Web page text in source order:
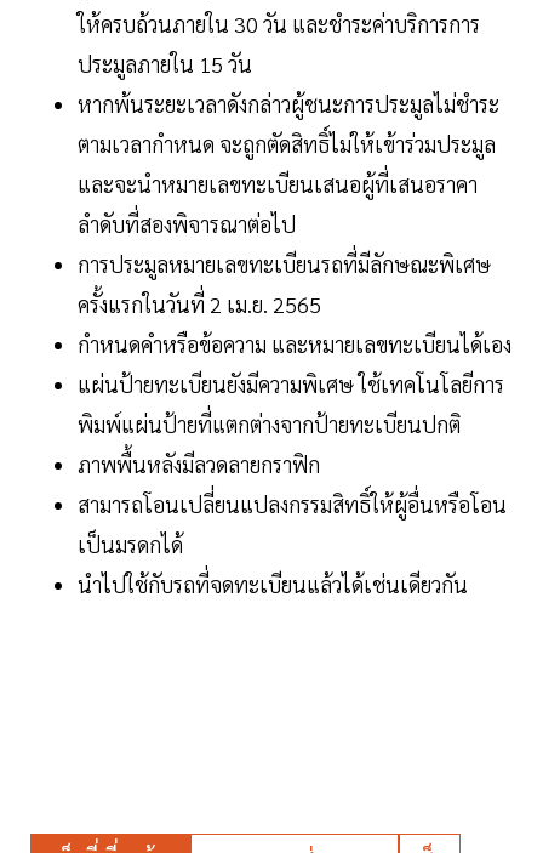
ให้ครบถ้วนภายใน 30 วัน และชำระค่าบริการการ
ประมูลภายใน 15 วัน
หากพ้นระยะเวลาดังกล่าวผู้ชนะการประมูลไม่ชำระ
ตามเวลากำหนด จะถูกตัดสิทธิ์ไม่ให้เข้าร่วมประมูล
และจะนำหมายเลขทะเบียนเสนอผู้ที่เสนอราคา
ลำดับที่สองพิจารณาต่อไป
การประมูลหมายเลขทะเบียนรถที่มีลักษณะพิเศษ
ครั้งแรกในวันที่ 2 เม.ย. 2565
กำหนดคำหรือข้อความ และหมายเลขทะเบียนได้เอง
แผ่นป้ายทะเบียนยังมีความพิเศษ ใช้เทคโนโลยีการ
พิมพ์แผ่นป้ายที่แตกต่างจากป้ายทะเบียนปกติ
ภาพพื้นหลังมีลวดลายกราฟิก
สามารถโอนเปลี่ยนแปลงกรรมสิทธิ์ให้ผู้อื่นหรือโอน
เป็นมรดกได้
นำไปใช้กับรถที่จดทะเบียนแล้วได้เช่นเดียวกัน